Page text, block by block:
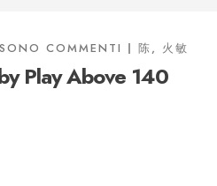
COMMENTI 陈, 火敏
Play Above 140